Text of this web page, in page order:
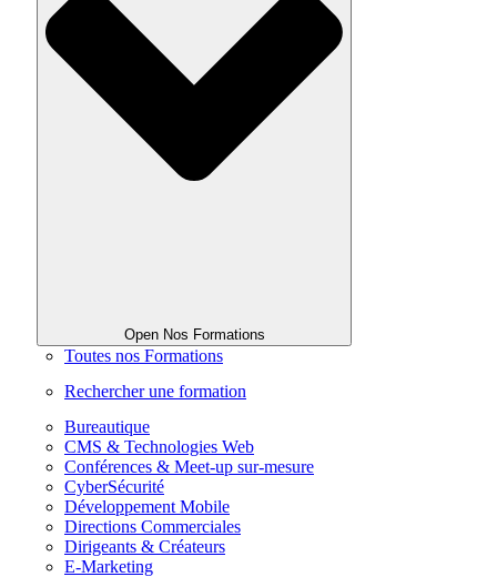
Open Nos Formations
Toutes nos Formations
Rechercher une formation
Bureautique
CMS & Technologies Web
Conférences & Meet-up sur-mesure
CyberSécurité
Développement Mobile
Directions Commerciales
Dirigeants & Créateurs
E-Marketing